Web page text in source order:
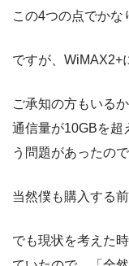
この4つの点でかな
ですが、WiMAX2+
ご承知の方もいる
通信量が10GBを超
う問題があったので
当然僕も購入する
でも現状を考えた